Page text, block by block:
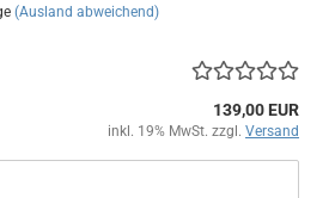
(Ausland abweichend)
139,00 EUR
inkl. 19% MwSt. zzgl. Versand